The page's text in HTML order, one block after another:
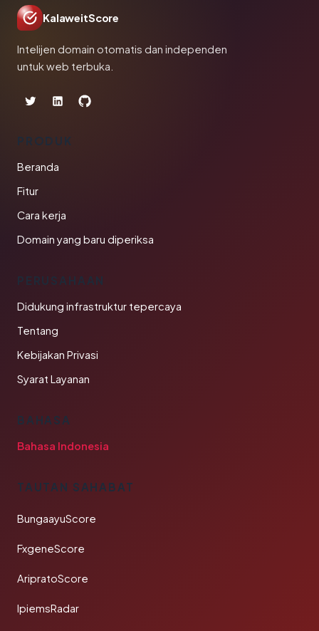
KalaweitScore
Intelijen domain otomatis dan independen
untuk web terbuka.
PRODUK
Beranda
Fitur
Cara kerja
Domain yang baru diperiksa
PERUSAHAAN
Didukung infrastruktur tepercaya
Tentang
Kebijakan Privasi
Syarat Layanan
BAHASA
Bahasa Indonesia
TAUTAN SAHABAT
BungaayuScore
FxgeneScore
AripratoScore
IpiemsRadar